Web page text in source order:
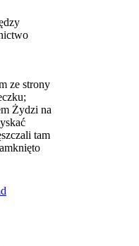
ze strony
Żydzi na
tam